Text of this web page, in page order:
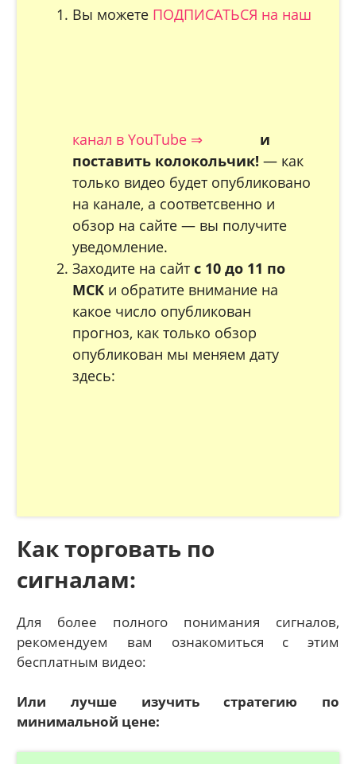
Вы можете ПОДПИСАТЬСЯ на наш
канал в YouTube ⇒
и
поставить колокольчик! — как
только видео будет опубликовано
на канале, а соответсвенно и
обзор на сайте — вы получите
уведомление.
Заходите на сайтс 10 до 11 по
МСК и обратите внимание на
какое число опубликован
прогноз, как только обзор
опубликован мы меняем дату
здесь:
Как торговать по
сигналам:
Для более полного понимания сигналов,
рекомендуем вам ознакомиться с этим
бесплатным видео:
Или лучше изучить стратегию по
минимальной цене: